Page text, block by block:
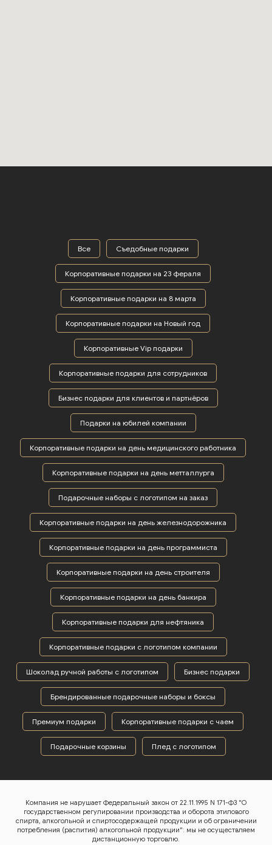
Все Съедобные подарки
Корпоративные подарки на 23 фераля
Корпоративные подарки на 8 марта
Корпоративные подарки на Новый год
Корпоративные Vip подарки
Корпоративные подарки для сотрудников
Бизнес подарки для клиентов и партнёров
Подарки на юбилей компании
Корпоративные подарки на день медицинского работника
Корпоративные подарки на день метталлурга
Подарочные наборы с логотипом на заказ
Корпоративные подарки на день железнодорожника
Корпоративные подарки на день программиста
Корпоративные подарки на день строителя
Корпоративные подарки на день банкира
Корпоративные подарки для нефтяника
Корпоративные подарки с логотипом компании
Шоколад ручной работы с логотипом Бизнес подарки
Брендированные подарочные наборы и боксы
Премиум подарки Корпоративные подарки с чаем
Подарочные корзины Плед с логотипом
Компания не нарушает Федеральный закон от 22.11.1995 N 171-ФЗ "О
государственном регулировании производства и оборота этилового
спирта, алкогольной и спиртосодержащей продукции и об ограничении
потребления (распития) алкогольной продукции": мы не осуществляем
дистанционную торговлю.